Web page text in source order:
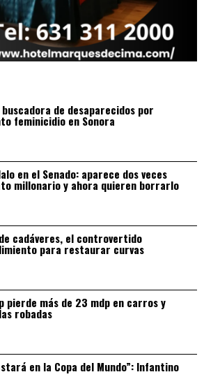
buscadora de desaparecidos por
feminicidio en Sonora
en el Senado: aparece dos veces
millonario y ahora quieren borrarlo
cadáveres, el controvertido
para restaurar curvas
pierde más de 23 mdp en carros y
robadas
en la Copa del Mundo”: Infantino